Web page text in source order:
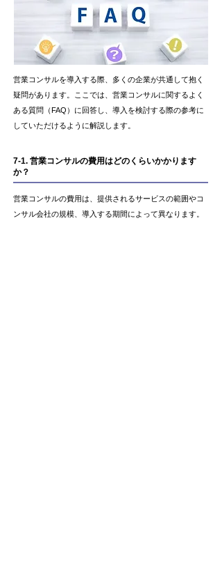
営業コンサルを導入する際、多くの企業が共通して抱く
疑問があります。ここでは、営業コンサルに関するよく
ある質問（FAQ）に回答し、導入を検討する際の参考に
していただけるように解説します。
7-1. 営業コンサルの費用はどのくらいかかります
か？
営業コンサルの費用は、提供されるサービスの範囲やコ
ンサル会社の規模、導入する期間によって異なります。